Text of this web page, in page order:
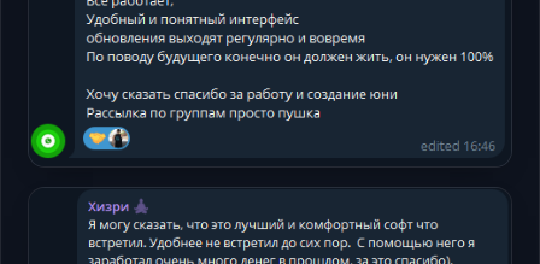
Telegram Открыть